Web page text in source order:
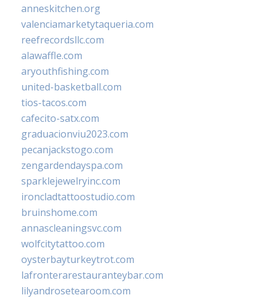
anneskitchen.org
valenciamarketytaqueria.com
reefrecordsllc.com
alawaffle.com
aryouthfishing.com
united-basketball.com
tios-tacos.com
cafecito-satx.com
graduacionviu2023.com
pecanjackstogo.com
zengardendayspa.com
sparklejewelryinc.com
ironcladtattoostudio.com
bruinshome.com
annascleaningsvc.com
wolfcitytattoo.com
oysterbayturkeytrot.com
lafronterarestauranteybar.com
lilyandrosetearoom.com